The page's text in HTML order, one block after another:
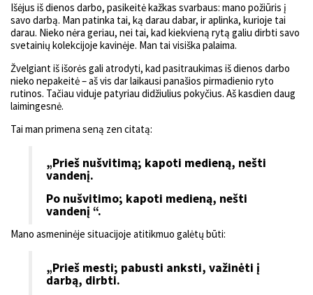
Išėjus iš dienos darbo, pasikeitė kažkas svarbaus: mano požiūris į
savo darbą. Man patinka tai, ką darau dabar, ir aplinka, kurioje tai
darau. Nieko nėra geriau, nei tai, kad kiekvieną rytą galiu dirbti savo
svetainių kolekcijoje kavinėje. Man tai visiška palaima.
Žvelgiant iš išorės gali atrodyti, kad pasitraukimas iš dienos darbo
nieko nepakeitė – aš vis dar laikausi panašios pirmadienio ryto
rutinos. Tačiau viduje patyriau didžiulius pokyčius. Aš kasdien daug
laimingesnė.
Tai man primena seną zen citatą:
„Prieš nušvitimą; kapoti medieną, nešti
vandenį.
Po nušvitimo; kapoti medieną, nešti
vandenį “.
Mano asmeninėje situacijoje atitikmuo galėtų būti:
„Prieš mesti; pabusti anksti, važinėti į
darbą, dirbti.